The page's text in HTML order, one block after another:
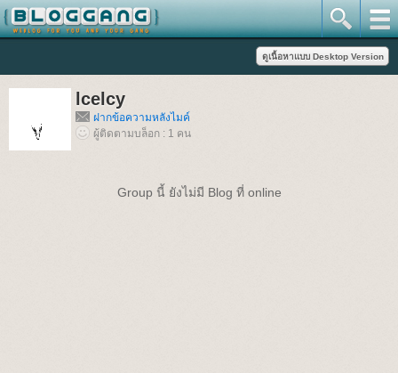
lcelcy
ฝากข้อความหลังไมค์
ผู้ติดตามบล็อก : 1 คน
Group นี้ ยังไม่มี Blog ที่ online